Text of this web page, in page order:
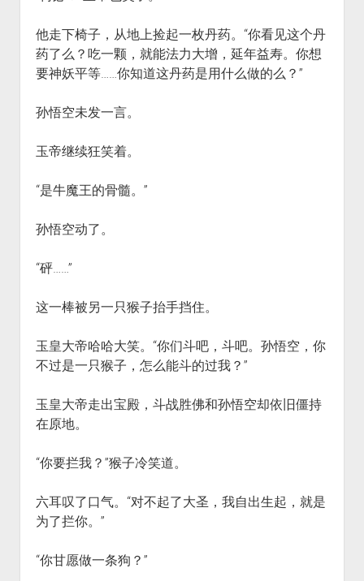
他走下椅子，从地上捡起一枚丹药。“你看见这个丹
药了么？吃一颗，就能法力大增，延年益寿。你想
要神妖平等……你知道这丹药是用什么做的么？”
孙悟空未发一言。
玉帝继续狂笑着。
“是牛魔王的骨髓。”
孙悟空动了。
“砰……”
这一棒被另一只猴子抬手挡住。
玉皇大帝哈哈大笑。“你们斗吧，斗吧。孙悟空，你
不过是一只猴子，怎么能斗的过我？”
玉皇大帝走出宝殿，斗战胜佛和孙悟空却依旧僵持
在原地。
“你要拦我？”猴子冷笑道。
六耳叹了口气。“对不起了大圣，我自出生起，就是
为了拦你。”
“你甘愿做一条狗？”